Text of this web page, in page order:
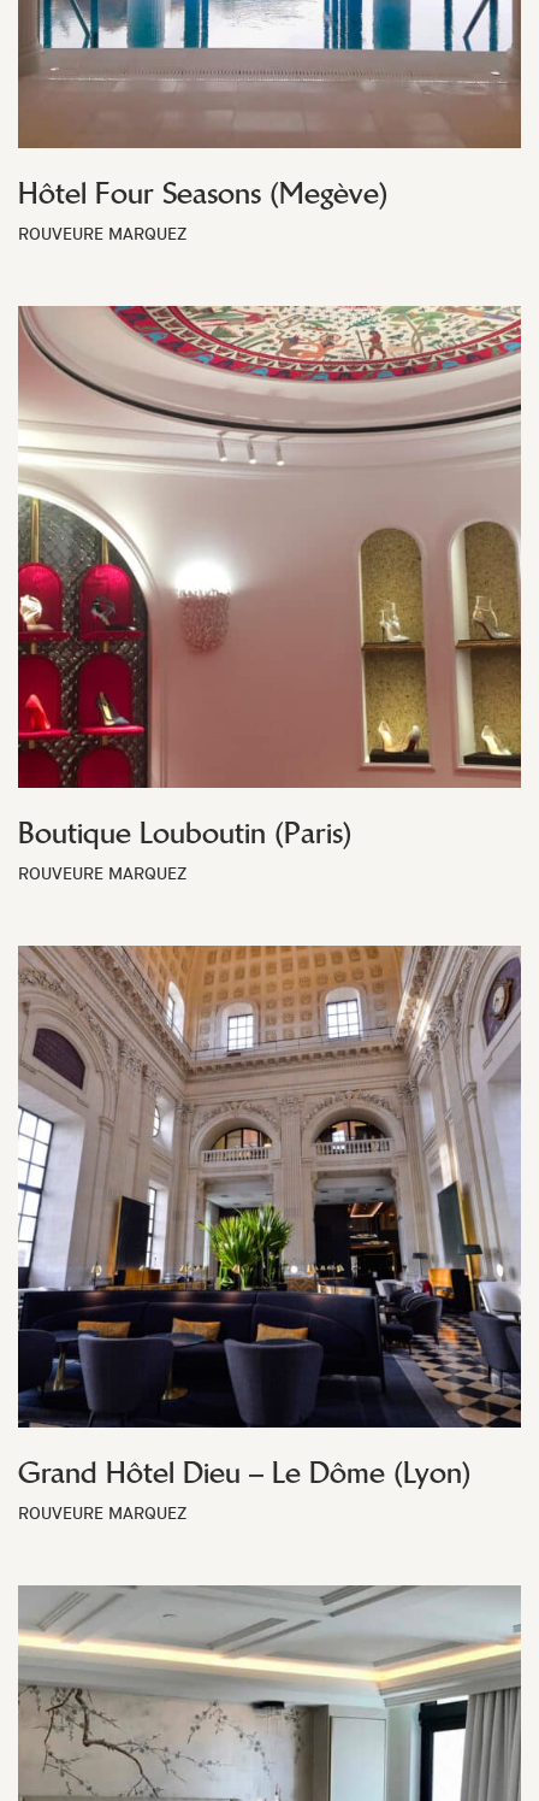
Hôtel Four Seasons (Megève)
ROUVEURE MARQUEZ
Boutique Louboutin (Paris)
ROUVEURE MARQUEZ
Grand Hôtel Dieu – Le Dôme (Lyon)
ROUVEURE MARQUEZ